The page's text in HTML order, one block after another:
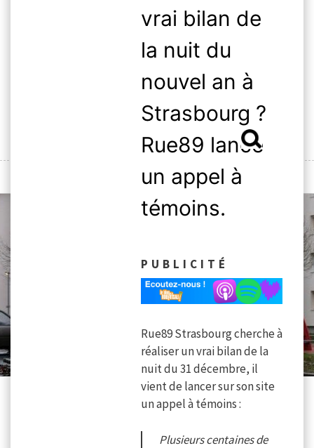
vrai bilan de
la nuit du
nouvel an à
Strasbourg ?
Rue89 lance
un appel à
témoins.
PUBLICITÉ
Rue89 Strasbourg cherche à
réaliser un vrai bilan de la
nuit du 31 décembre, il
vient de lancer sur son site
un appel à témoins :
Plusieurs centaines de